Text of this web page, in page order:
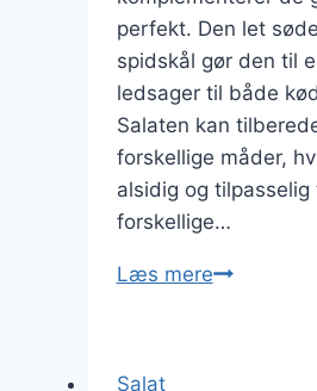
perfekt. Den let
spidskål gør den til
ledsager til både
Salaten kan
forskellige måder,
alsidig og tilpasselig
forskellige…
Læs mere
Salat